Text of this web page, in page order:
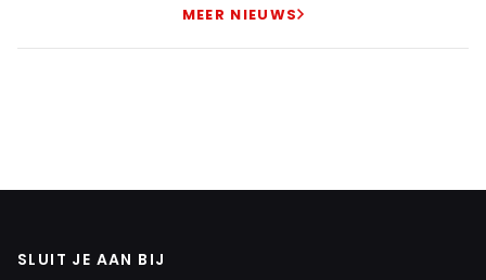
MEER NIEUWS
SLUIT JE AAN BIJ